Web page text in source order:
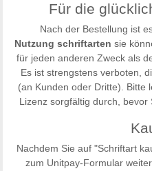
Für die
Nach der Bestellung ist
Nutzung schriftarten sie
für jeden anderen Zweck als
Es ist strengstens verboten,
(an Kunden oder Dritte). Bitte
Lizenz sorgfältig durch, bevor
Nachdem Sie auf "Schriftart
zum Unitpay-Formular